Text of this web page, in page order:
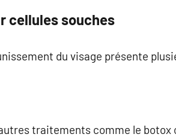
cellules souches
du visage présente
traitements comme le botox